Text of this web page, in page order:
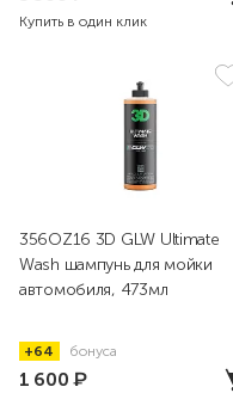
Купить в один клик
356OZ16 3D GLW Ultimate
Wash шампунь для мойки
автомобиля, 473мл
+64 бонуса
1 600₽